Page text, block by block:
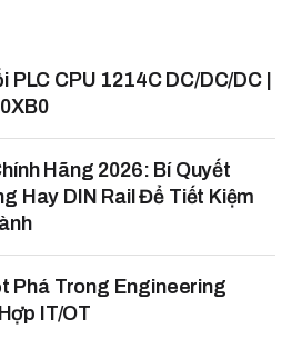
PLC CPU 1214C DC/DC/DC |
Hãng 2026: Bí Quyết
Hay DIN Rail Để Tiết Kiệm
Phá Trong Engineering
IT/OT